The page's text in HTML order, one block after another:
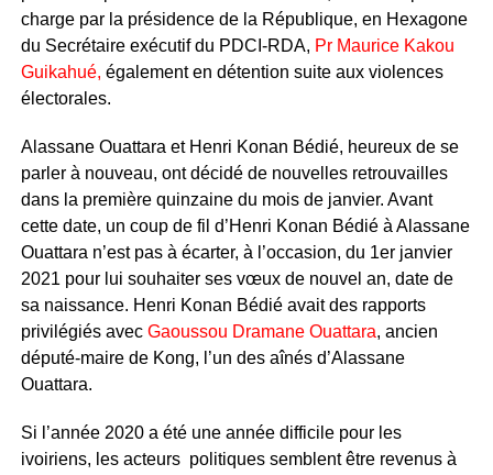
charge par la présidence de la République, en Hexagone
du Secrétaire exécutif du PDCI-RDA, Pr Maurice Kakou
Guikahué, également en détention suite aux violences
électorales.
Alassane Ouattara et Henri Konan Bédié, heureux de se
parler à nouveau, ont décidé de nouvelles retrouvailles
dans la première quinzaine du mois de janvier. Avant
cette date, un coup de fil d’Henri Konan Bédié à Alassane
Ouattara n’est pas à écarter, à l’occasion, du 1er janvier
2021 pour lui souhaiter ses vœux de nouvel an, date de
sa naissance. Henri Konan Bédié avait des rapports
privilégiés avec Gaoussou Dramane Ouattara, ancien
député-maire de Kong, l’un des aînés d’Alassane
Ouattara.
Si l’année 2020 a été une année difficile pour les
ivoiriens, les acteurs politiques semblent être revenus à